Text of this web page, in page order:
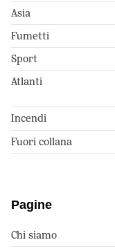
Asia
Fumetti
Sport
Atlanti
Incendi
Fuori collana
Pagine
Chi siamo